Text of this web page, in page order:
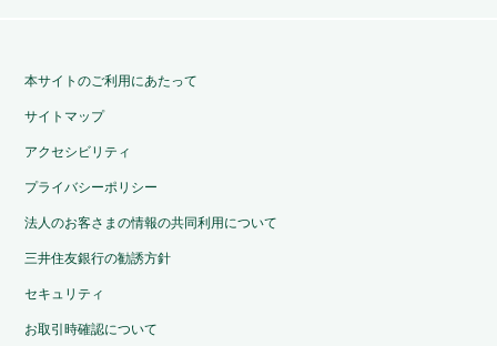
本サイトのご利用にあたって
サイトマップ
アクセシビリティ
プライバシーポリシー
法人のお客さまの情報の共同利用について
三井住友銀行の勧誘方針
セキュリティ
お取引時確認について